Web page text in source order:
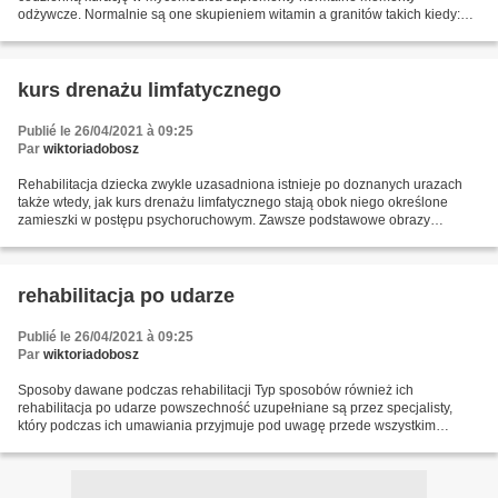
odżywcze. Normalnie są one skupieniem witamin a granitów takich kiedy:
kurs drenażu limfatycznego
Publié le 26/04/2021 à 09:25
Par wiktoriadobosz
Rehabilitacja dziecka zwykle uzasadniona istnieje po doznanych urazach
także wtedy, jak kurs drenażu limfatycznego stają obok niego określone
zamieszki w postępu psychoruchowym. Zawsze podstawowe obrazy
rehabilitacja po udarze
Publié le 26/04/2021 à 09:25
Par wiktoriadobosz
Sposoby dawane podczas rehabilitacji Typ sposobów również ich
rehabilitacja po udarze powszechność uzupełniane są przez specjalisty,
który podczas ich umawiania przyjmuje pod uwagę przede wszystkim